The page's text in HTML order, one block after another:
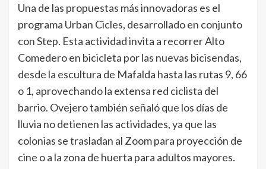
Una de las propuestas más innovadoras es el
programa Urban Cicles, desarrollado en conjunto
con Step. Esta actividad invita a recorrer Alto
Comedero en bicicleta por las nuevas bicisendas,
desde la escultura de Mafalda hasta las rutas 9, 66
o 1, aprovechando la extensa red ciclista del
barrio. Ovejero también señaló que los días de
lluvia no detienen las actividades, ya que las
colonias se trasladan al Zoom para proyección de
cine o a la zona de huerta para adultos mayores.